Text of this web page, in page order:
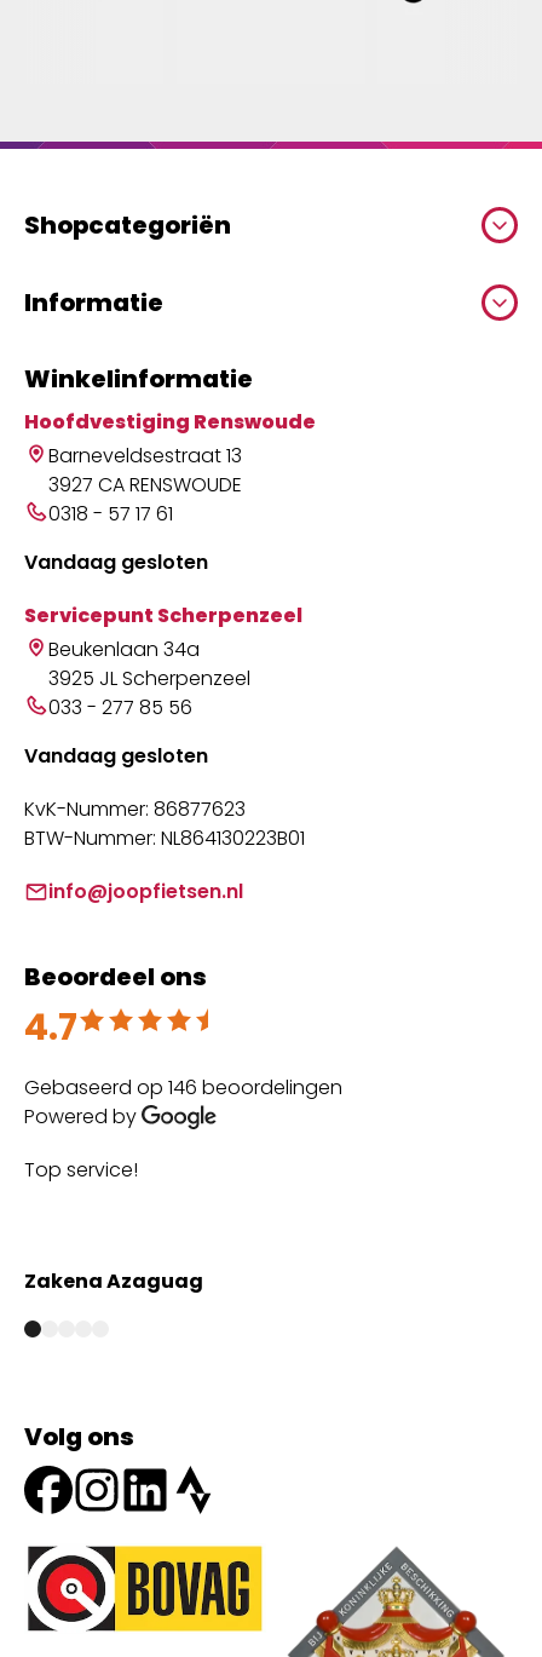
Shopcategoriën
Informatie
Winkelinformatie
Hoofdvestiging Renswoude
Barneveldsestraat 13
3927 CA RENSWOUDE
0318 - 57 17 61
Vandaag gesloten
Servicepunt Scherpenzeel
Beukenlaan 34a
3925 JL Scherpenzeel
033 - 277 85 56
Vandaag gesloten
KvK-Nummer: 86877623
BTW-Nummer: NL864130223B01
info@joopfietsen.nl
Beoordeel ons
4.7
Beoordeeld met 4.7 uit 5
Gebaseerd op 146 beoordelingen
Powered by
Top service!
Zakena Azaguag
Volg ons
Onze partners